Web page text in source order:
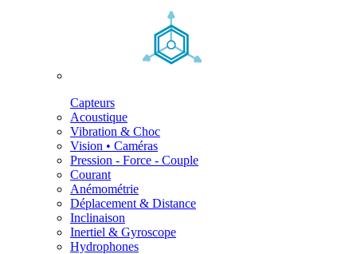
Capteurs
Acoustique
Vibration & Choc
Vision • Caméras
Pression - Force - Couple
Courant
Anémométrie
Déplacement & Distance
Inclinaison
Inertiel & Gyroscope
Hydrophones